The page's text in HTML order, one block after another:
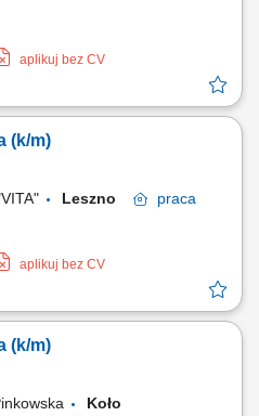
aplikuj bez CV
(k/m)
Leszno
praca
aplikuj bez CV
(k/m)
Koło